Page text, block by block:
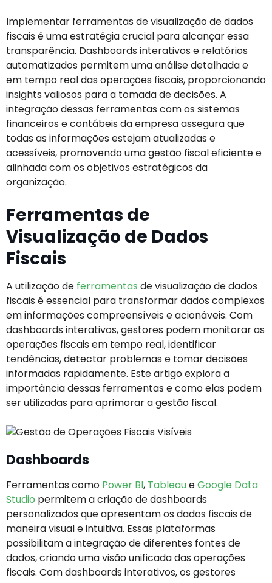
Implementar ferramentas de visualização de dados
fiscais é uma estratégia crucial para alcançar essa
transparência. Dashboards interativos e relatórios
automatizados permitem uma análise detalhada e
em tempo real das operações fiscais, proporcionando
insights valiosos para a tomada de decisões. A
integração dessas ferramentas com os sistemas
financeiros e contábeis da empresa assegura que
todas as informações estejam atualizadas e
acessíveis, promovendo uma gestão fiscal eficiente e
alinhada com os objetivos estratégicos da
organização.
Ferramentas de
Visualização de Dados
Fiscais
A utilização de ferramentas de visualização de dados
fiscais é essencial para transformar dados complexos
em informações compreensíveis e acionáveis. Com
dashboards interativos, gestores podem monitorar as
operações fiscais em tempo real, identificar
tendências, detectar problemas e tomar decisões
informadas rapidamente. Este artigo explora a
importância dessas ferramentas e como elas podem
ser utilizadas para aprimorar a gestão fiscal.
Dashboards
Ferramentas como Power BI, TableaueGoogle Data
Studio permitem a criação de dashboards
personalizados que apresentam os dados fiscais de
maneira visual e intuitiva. Essas plataformas
possibilitam a integração de diferentes fontes de
dados, criando uma visão unificada das operações
fiscais. Com dashboards interativos, os gestores